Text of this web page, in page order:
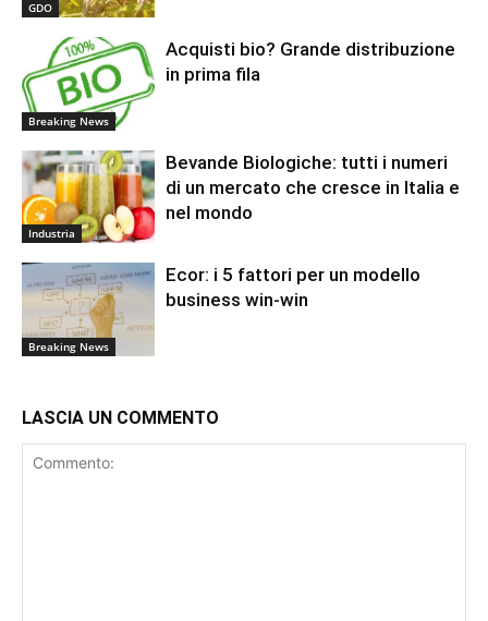
GDO
Breaking News
Acquisti bio? Grande distribuzione
in prima fila
Industria
Bevande Biologiche: tutti i numeri
di un mercato che cresce in Italia e
nel mondo
Breaking News
Ecor: i 5 fattori per un modello
business win-win
LASCIA UN COMMENTO